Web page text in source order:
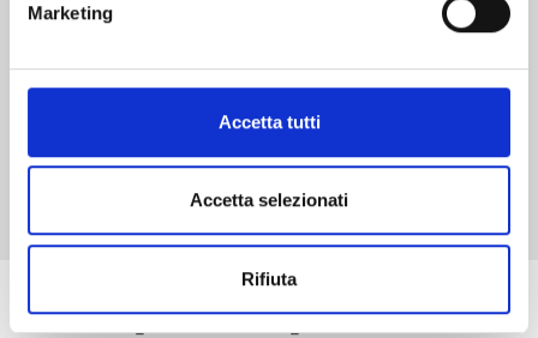
Marketing
Accetta tutti
Accetta selezionati
Rifiuta
Mostra tutto
Se ti è piaciuto prova anche: